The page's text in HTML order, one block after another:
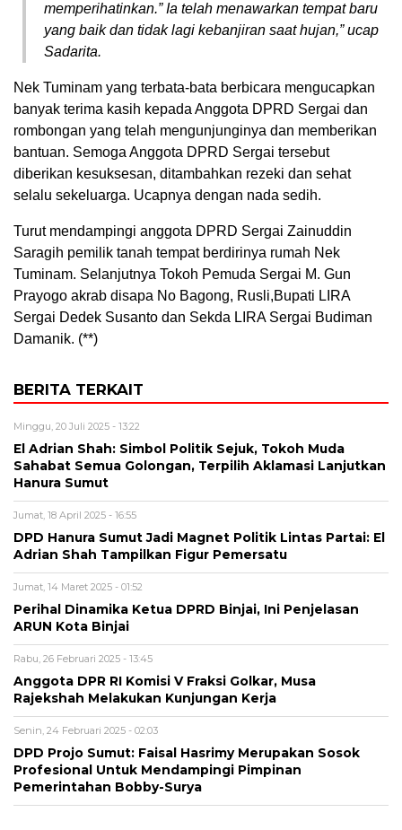
memperihatinkan.” Ia telah menawarkan tempat baru
yang baik dan tidak lagi kebanjiran saat hujan,” ucap
Sadarita.
Nek Tuminam yang terbata-bata berbicara mengucapkan
banyak terima kasih kepada Anggota DPRD Sergai dan
rombongan yang telah mengunjunginya dan memberikan
bantuan. Semoga Anggota DPRD Sergai tersebut
diberikan kesuksesan, ditambahkan rezeki dan sehat
selalu sekeluarga. Ucapnya dengan nada sedih.
Turut mendampingi anggota DPRD Sergai Zainuddin
Saragih pemilik tanah tempat berdirinya rumah Nek
Tuminam. Selanjutnya Tokoh Pemuda Sergai M. Gun
Prayogo akrab disapa No Bagong, Rusli,Bupati LIRA
Sergai Dedek Susanto dan Sekda LIRA Sergai Budiman
Damanik. (**)
BERITA TERKAIT
Minggu, 20 Juli 2025 - 13:22
El Adrian Shah: Simbol Politik Sejuk, Tokoh Muda
Sahabat Semua Golongan, Terpilih Aklamasi Lanjutkan
Hanura Sumut
Jumat, 18 April 2025 - 16:55
DPD Hanura Sumut Jadi Magnet Politik Lintas Partai: El
Adrian Shah Tampilkan Figur Pemersatu
Jumat, 14 Maret 2025 - 01:52
Perihal Dinamika Ketua DPRD Binjai, Ini Penjelasan
ARUN Kota Binjai
Rabu, 26 Februari 2025 - 13:45
Anggota DPR RI Komisi V Fraksi Golkar, Musa
Rajekshah Melakukan Kunjungan Kerja
Senin, 24 Februari 2025 - 02:03
DPD Projo Sumut: Faisal Hasrimy Merupakan Sosok
Profesional Untuk Mendampingi Pimpinan
Pemerintahan Bobby-Surya